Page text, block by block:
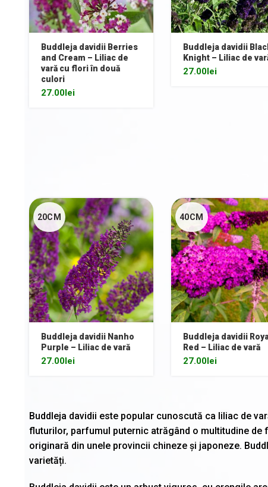
Buddleja davidii Berries
and Cream – Liliac de
vară cu flori în două
culori
27.00lei
Buddleja davidii
Knight – Liliac de
27.00lei
20CM
Buddleja davidii Nanho
Purple – Liliac de vară
27.00lei
40CM
Buddleja davidii
Red – Liliac de vară
27.00lei
Buddleja davidii este popular cunoscută ca liliac de
fluturilor, parfumul puternic atrăgând o multitudine
originară din unele provincii chineze și japoneze.
varietăți.